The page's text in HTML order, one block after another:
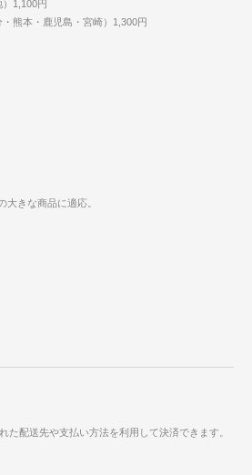
1,100円
熊本・鹿児島・宮崎）1,300円
大きな商品に適応。
た配送先や支払い方法を利用して決済できます。